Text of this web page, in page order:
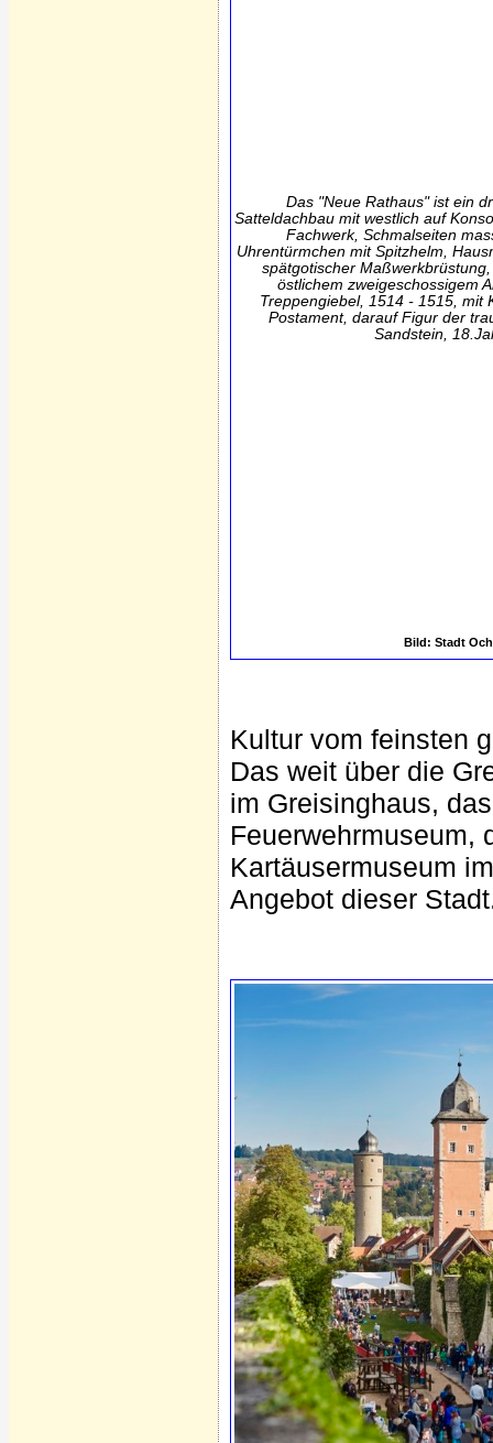
Das "Neue Rathaus" ist ein
Satteldachbau mit westlich auf
Fachwerk, Schmalseiten
Uhrentürmchen mit Spitzhelm,
spätgotischer
östlichem zweigeschossigem
Treppengiebel, 1514 - 1515, mit
Postament, darauf Figur der
Sandstein,
Bild: Stadt
Kultur vom feinsten
Das weit über die
im Greisinghaus,
Feuerwehrmuseum,
Kartäusermuseum
Angebot dieser